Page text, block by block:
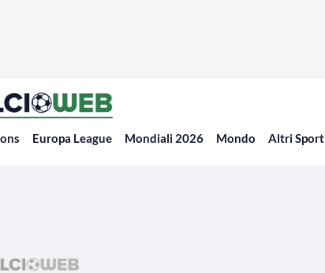
Europa League Mondiali 2026 Mondo Altri Sport